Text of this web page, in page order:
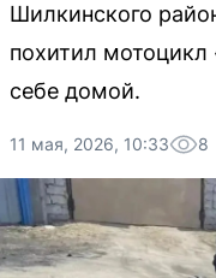
Шилкинского
похитил мотоцикл
себе домой.
11 мая, 2026, 10:33 8